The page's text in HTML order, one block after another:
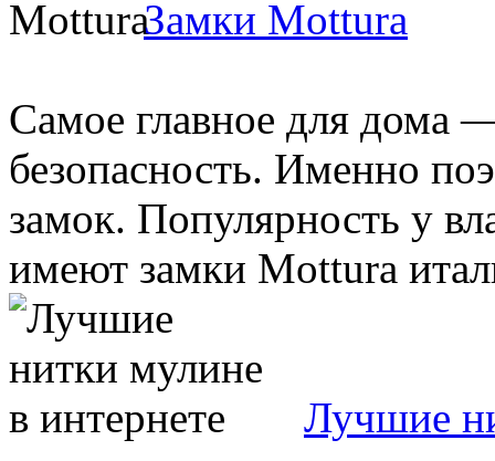
Замки Mottura
Самое главное для дома
безопасность. Именно
замок. Популярность у
имеют замки Mottura
Лучшие